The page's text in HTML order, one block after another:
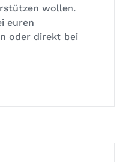
wollen.
euren
oder direkt bei